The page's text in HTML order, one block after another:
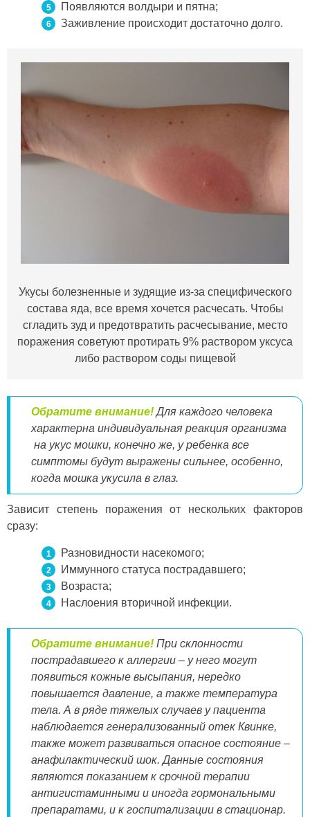
Появляются волдыри и пятна;
Заживление происходит достаточно долго.
Укусы болезненные и зудящие из-за специфического
состава яда, все время хочется расчесать. Чтобы
сгладить зуд и предотвратить расчесывание, место
поражения советуют протирать 9% раствором уксуса
либо раствором соды пищевой
Обратите внимание!Для каждого человека
характерна индивидуальная реакция организма
на укус мошки, конечно же, у ребенка все
симптомы будут выражены сильнее, особенно,
когда мошка укусила в глаз.
Зависит степень поражения от нескольких факторов
сразу:
Разновидности насекомого;
Иммунного статуса пострадавшего;
Возраста;
Наслоения вторичной инфекции.
Обратите внимание! При склонности
пострадавшего к аллергии – у него могут
появиться кожные высыпания, нередко
повышается давление, а также температура
тела. А в ряде тяжелых случаев у пациента
наблюдается генерализованный отек Квинке,
также может развиваться опасное состояние –
анафилактический шок. Данные состояния
являются показанием к срочной терапии
антигистаминными и иногда гормональными
препаратами, и к госпитализации в стационар.